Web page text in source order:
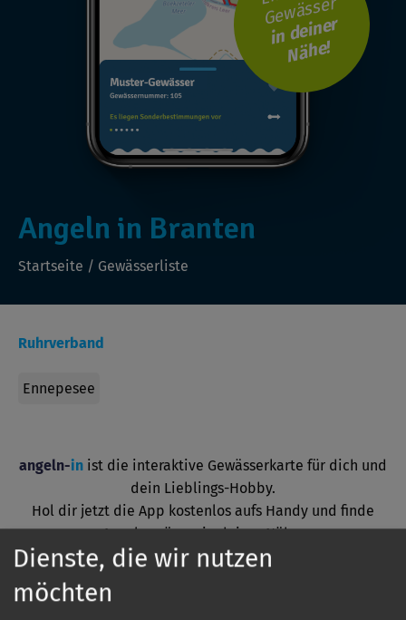
Angeln in Branten
Startseite / Gewässerliste
Gewässer
i
n
d
ei
n
er
N
ä
h
e!
Ruhrverband
Ennepesee
angeln-in ist die interaktive Gewässerkarte für dich und
dein Lieblings-Hobby.
Hol dir jetzt die App kostenlos aufs Handy und finde
Angelgewässer in deiner Nähe.
Dienste, die wir nutzen
möchten